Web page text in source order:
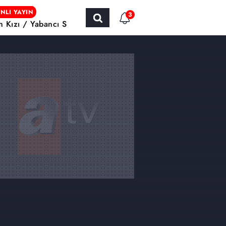
YAYIN
Kızı / Yabancı Sinema
3